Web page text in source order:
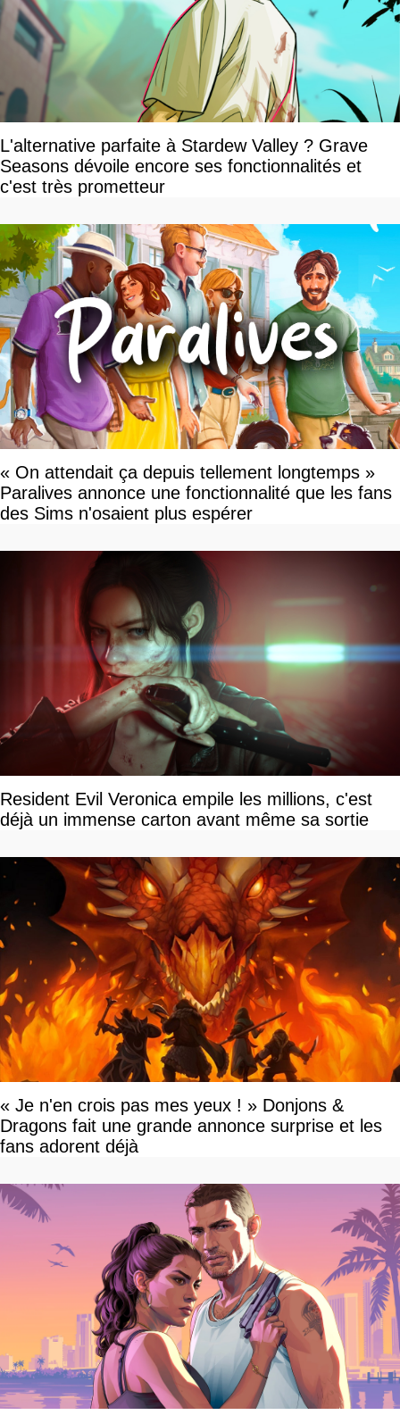
L'alternative parfaite à Stardew Valley ? Grave
Seasons dévoile encore ses fonctionnalités et
c'est très prometteur
« On attendait ça depuis tellement longtemps »
Paralives annonce une fonctionnalité que les fans
des Sims n'osaient plus espérer
Resident Evil Veronica empile les millions, c'est
déjà un immense carton avant même sa sortie
« Je n'en crois pas mes yeux ! » Donjons &
Dragons fait une grande annonce surprise et les
fans adorent déjà